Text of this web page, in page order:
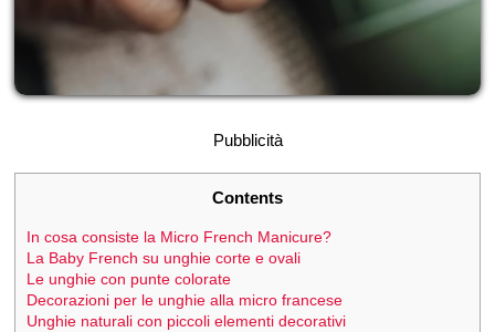
Pubblicità
Contents
In cosa consiste la Micro French Manicure?
La Baby French su unghie corte e ovali
Le unghie con punte colorate
Decorazioni per le unghie alla micro francese
Unghie naturali con piccoli elementi decorativi